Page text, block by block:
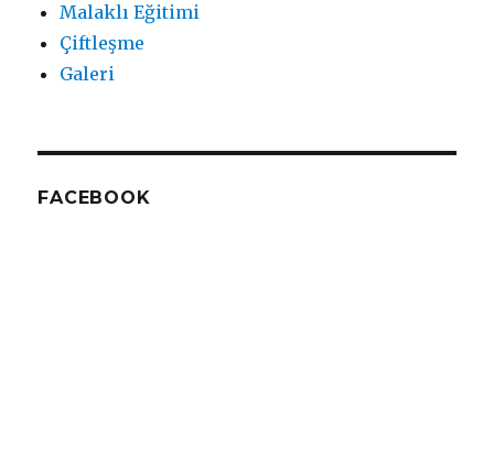
Malaklı Eğitimi
Çiftleşme
Galeri
FACEBOOK